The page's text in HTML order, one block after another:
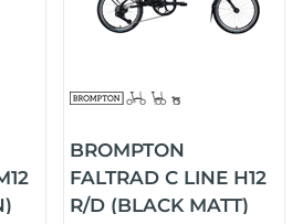
BROMPTON
FALTRAD C LINE H12
R/D (BLACK MATT)